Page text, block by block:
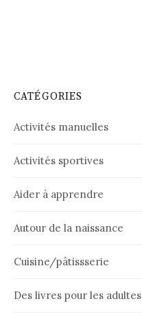
CATÉGORIES
Activités manuelles
Activités sportives
Aider à apprendre
Autour de la naissance
Cuisine/pâtissserie
Des livres pour les adultes